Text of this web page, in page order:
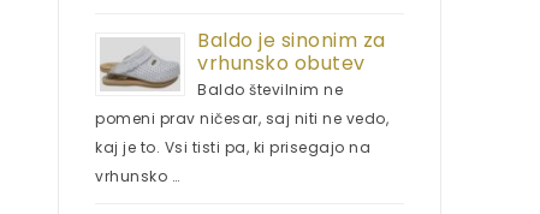
Baldo je sinonim za
vrhunsko obutev
Baldo številnim ne
pomeni prav ničesar, saj niti ne vedo,
kaj je to. Vsi tisti pa, ki prisegajo na
vrhunsko …